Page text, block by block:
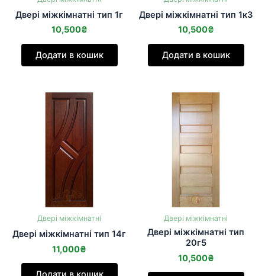
Двері міжкімнатні тип 1г
10,500₴
Додати в кошик
Двері міжкімнатні тип 1к3
10,500₴
Додати в кошик
Двері міжкімнатні
Двері міжкімнатні тип 14г
11,000₴
Двері міжкімнатні
Двері міжкімнатні тип
20г5
10,500₴